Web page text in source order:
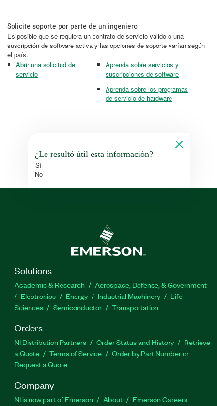
Solicite soporte por parte de un ingeniero
Es posible que se requiera un contrato de servicio válido o una
suscripción de software activa y las opciones de soporte varían según
el país.
Abrir una solicitud de
servicio
Aprenda sobre servicios y
suscripciones de software
Aprenda sobre los programas
de servicio de hardware
¿Le resultó útil esta información?
Sí
No
Solutions
Academic & Research
Aerospace, Defense, & Government
Electronics
Energy Industrial Machinery
Life
Sciences
Semiconductor Transportation
Orders
NI Distribution Partners Order Status and History
Retrieve
a Quote
Terms of Service
Order by Part Number or
Request a Quote
Company
NI is now part of Emerson About
Emerson Careers